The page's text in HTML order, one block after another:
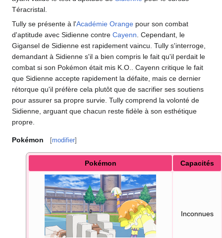
Téracristal.
Tully se présente à l'Académie Orange pour son combat
d'aptitude avec Sidienne contre Cayenn. Cependant, le
Gigansel de Sidienne est rapidement vaincu. Tully s'interroge,
demandant à Sidienne s'il a bien compris le fait qu'il perdait le
combat si son Pokémon était mis K.O.. Cayenn critique le fait
que Sidienne accepte rapidement la défaite, mais ce dernier
rétorque qu'il préfère cela plutôt que de sacrifier ses soutiens
pour assurer sa propre survie. Tully comprend la volonté de
Sidienne, arguant que chacun reste fidèle à son esthétique
propre.
Pokémon [modifier]
Pokémon Capacités
Inconnues